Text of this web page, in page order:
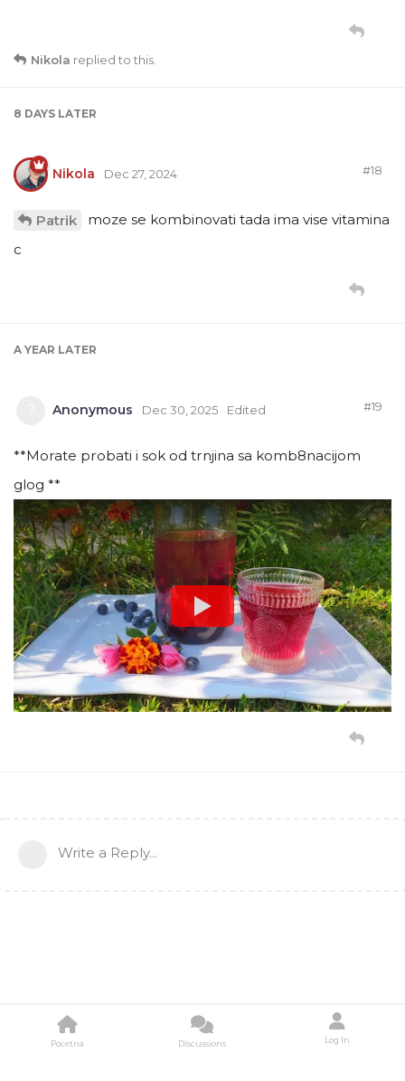
Nikola replied to this.
8 DAYS LATER
Nikola Dec 27, 2024 #18
Patrik
moze se kombinovati tada ima vise vitamina
c
A YEAR LATER
Anonymous Dec 30, 2025 Edited #19
**Morate probati i sok od trnjina sa komb8nacijom
glog **
Write a Reply...
Pocetna Discussions Log In